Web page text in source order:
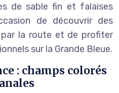
de sable fin et falaises
de découvrir des
par la route et de profiter
sur la Grande Bleue.
: champs colorés